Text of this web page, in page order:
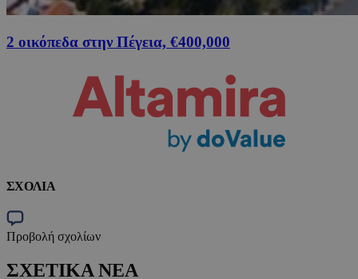
2 οικόπεδα στην Πέγεια, €400,000
ΣΧΟΛΙΑ
Προβολή σχολίων
ΣΧΕΤΙΚΑ ΝΕΑ